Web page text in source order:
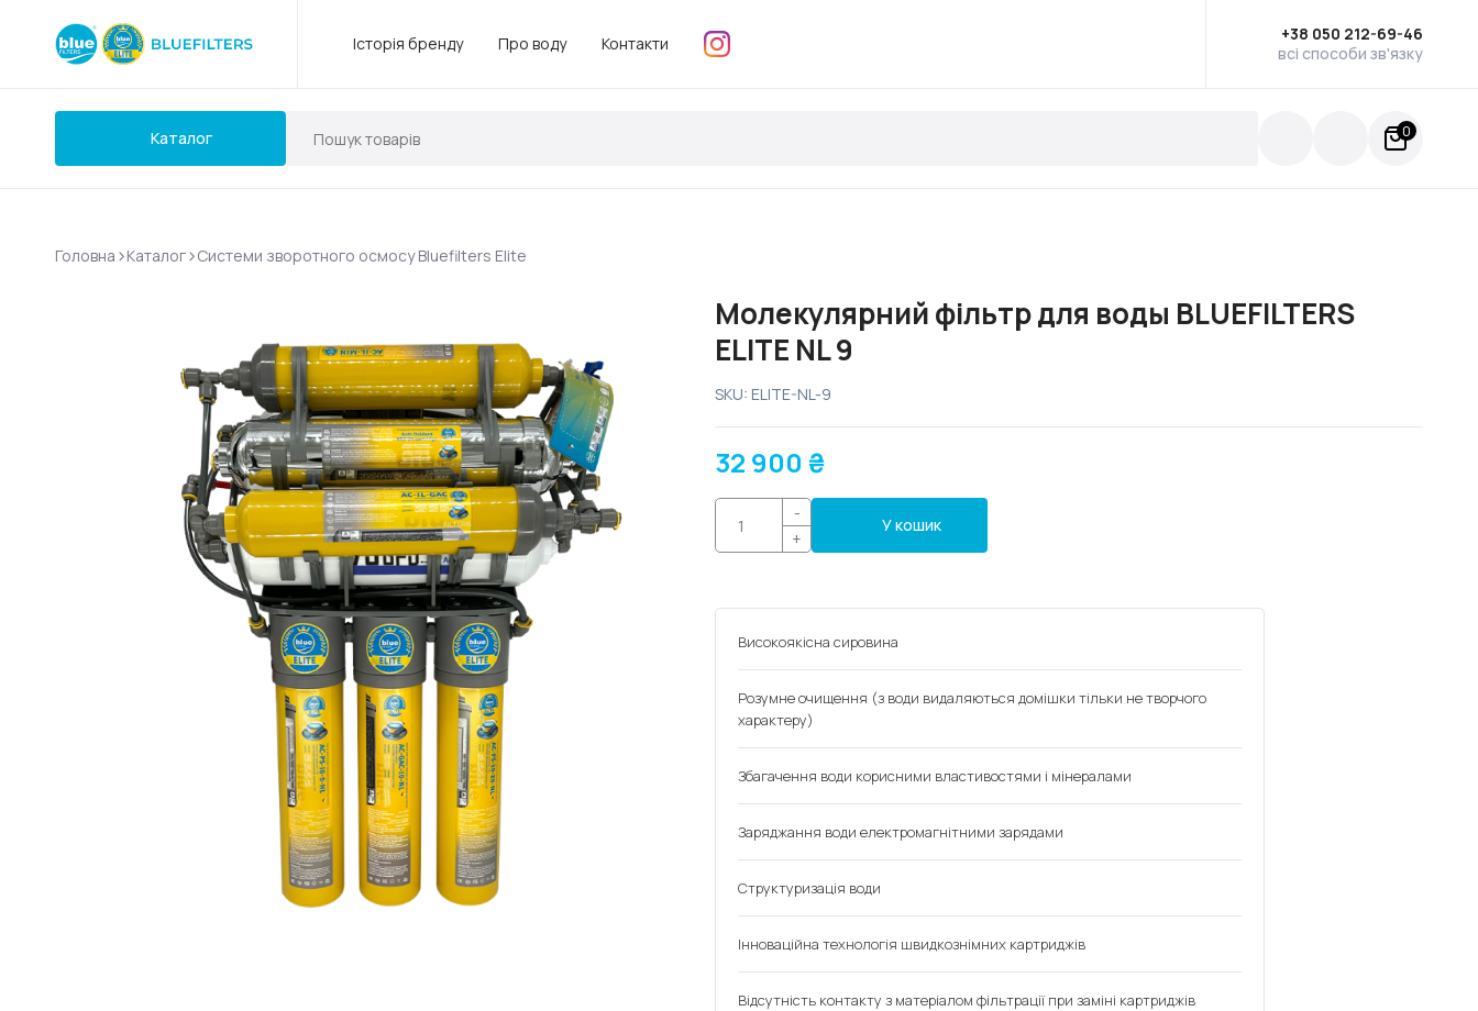
Історія бренду Про воду Контакти
+38 050 212-69-46
всі способи зв'язку
Каталог 0
Головна >Каталог>Системи зворотного осмосу Bluefilters Elite
Молекулярний фільтр для воды BLUEFILTERS
ELITE NL 9
SKU: ELITE-NL-9
32 900 ₴
-
+
У кошик
Високоякісна сировина
Розумне очищення (з води видаляються домішки тільки не творчого
характеру)
Збагачення води корисними властивостями і мінералами
Заряджання води електромагнітними зарядами
Структуризація води
Інноваційна технологія швидкознімних картриджів
Відсутність контакту з матеріалом фільтрації при заміні картриджів